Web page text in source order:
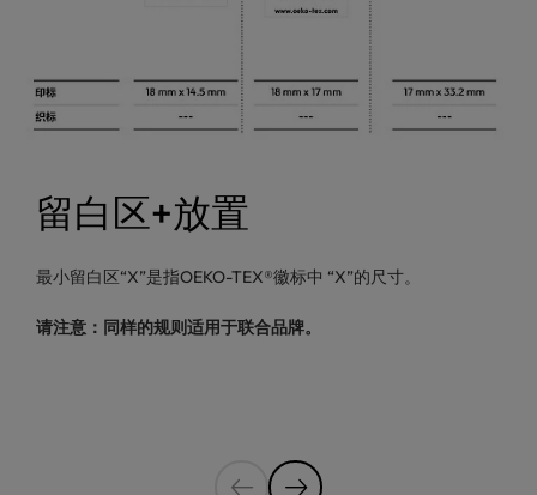
留白区+放置
最小留白区“X”是指OEKO-TEX®徽标中 “X”的尺寸。
请注意：同样的规则适用于联合品牌。